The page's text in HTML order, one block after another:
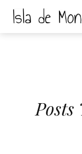
Posts